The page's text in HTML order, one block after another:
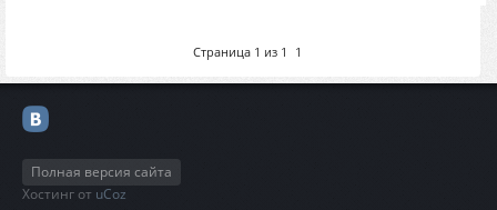
Страница 1 из 1 1
Полная версия сайта
Хостинг от uCoz